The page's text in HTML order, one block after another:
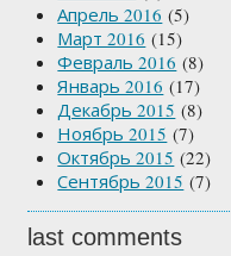
Апрель 2016 (5)
Март 2016 (15)
Февраль 2016 (8)
Январь 2016 (17)
Декабрь 2015 (8)
Ноябрь 2015 (7)
Октябрь 2015 (22)
Сентябрь 2015 (7)
last comments